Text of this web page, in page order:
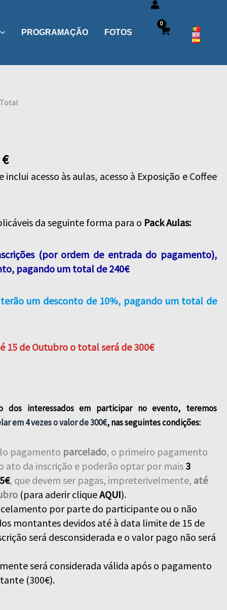
PROGRAMAÇÃO FOTOS
€Price
range:
270,00 €
inclui acesso às aulas, acesso à Exposição e Coffee
da seguinte forma para o Pack Aulas:
(por ordem de entrada do pagamento),
pagando um total de 240€
um desconto de 10%, pagando um total de
15 de Outubro o total será de 300€
dos interessados em participar no evento, teremos
em 4 vezes o valor de 300€, nas seguintes condições:
pagamento parcelado, o primeiro pagamento
ato da inscrição e poderão optar por mais 3
, que devem ser pagas, impreterivelmente, até
(para aderir cliqueAQUI).
por parte do participante ou o não
montantes devidos até à data limite de 15 de
será desconsiderada e o valor pago não será
será considerada válida após o pagamento
(300€).